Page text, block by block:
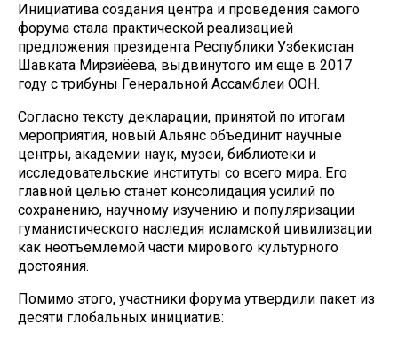
Инициатива создания центра и проведения самого
форума стала практической реализацией
предложения президента Республики Узбекистан
Шавката Мирзиёева, выдвинутого им еще в 2017
году с трибуны Генеральной Ассамблеи ООН.
Согласно тексту декларации, принятой по итогам
мероприятия, новый Альянс объединит научные
центры, академии наук, музеи, библиотеки и
исследовательские институты со всего мира. Его
главной целью станет консолидация усилий по
сохранению, научному изучению и популяризации
гуманистического наследия исламской цивилизации
как неотъемлемой части мирового культурного
достояния.
Помимо этого, участники форума утвердили пакет из
десяти глобальных инициатив: